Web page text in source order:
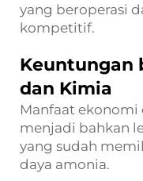
yang beroperasi
kompetitif.
Keuntungan
dan Kimia
Manfaat ekonomi
menjadi bahkan
yang sudah
daya amonia.